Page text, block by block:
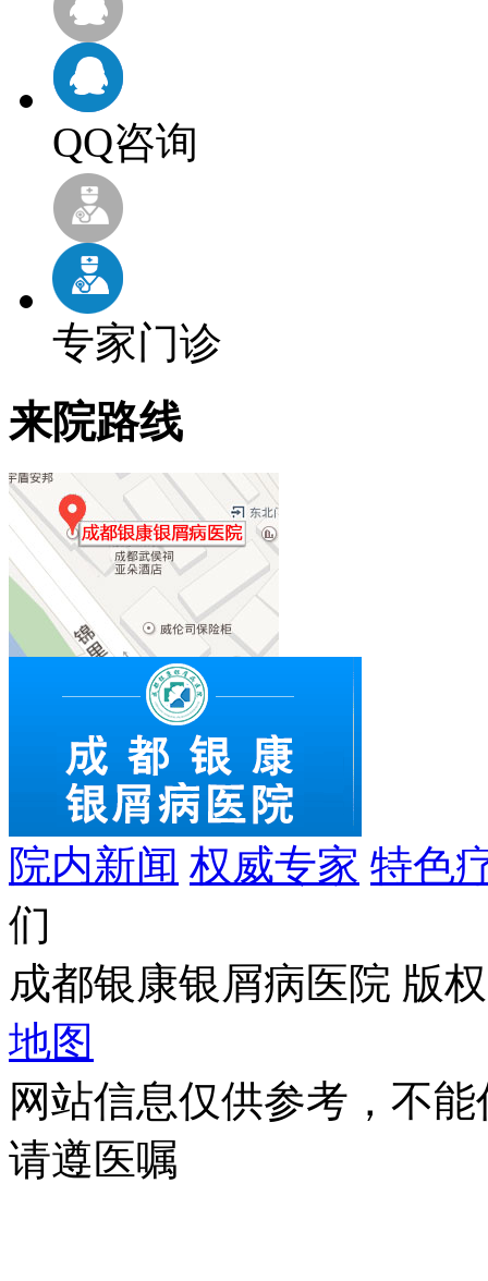
QQ咨询
专家门诊
来院路线
院内新闻 权威专家 特色
们
成都银康银屑病医院 版
地图
网站信息仅供参考，不
请遵医嘱